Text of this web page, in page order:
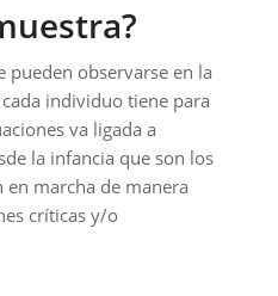
pueden observarse en la
individuo tiene para
va ligada a
la infancia que son los
en marcha de manera
críticas y/o